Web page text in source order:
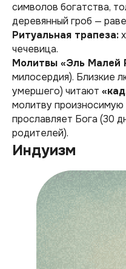
символов богатства,
деревянный гроб —
Ритуальная трапеза:
чечевица.
Молитвы «Эль Малей
милосердия). Близкие
умершего) читают
молитву произносимую
прославляет Бога (30
родителей).
Индуизм